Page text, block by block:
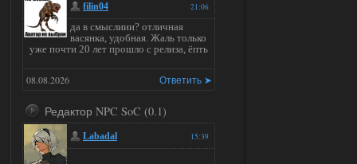
21:06
filin04
да в смыслиии? отличная
васянка, удобная. Жаль только
уже почти 20 лет прошло с релиза, ёпть
Ответить ➤
08.08.2026
Редактор NPC SoC (0.1)
15:39
Labadal